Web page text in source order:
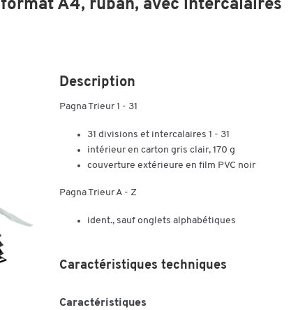
A4, ruban, avec intercalaires
Description
Pagna Trieur 1 - 31
31 divisions et intercalaires 1 - 31
intérieur en carton gris clair, 170 g
couverture extérieure en film PVC noir
Pagna Trieur A - Z
ident., sauf onglets alphabétiques
Caractéristiques techniques
Caractéristiques